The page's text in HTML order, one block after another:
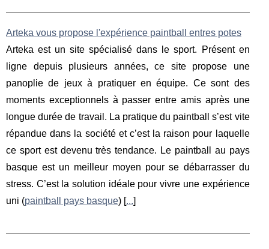
Arteka vous propose l'expérience paintball entres potes
Arteka est un site spécialisé dans le sport. Présent en
ligne depuis plusieurs années, ce site propose une
panoplie de jeux à pratiquer en équipe. Ce sont des
moments exceptionnels à passer entre amis après une
longue durée de travail. La pratique du paintball s’est vite
répandue dans la société et c’est la raison pour laquelle
ce sport est devenu très tendance. Le paintball au pays
basque est un meilleur moyen pour se débarrasser du
stress. C’est la solution idéale pour vivre une expérience
uni (paintball pays basque) [...]